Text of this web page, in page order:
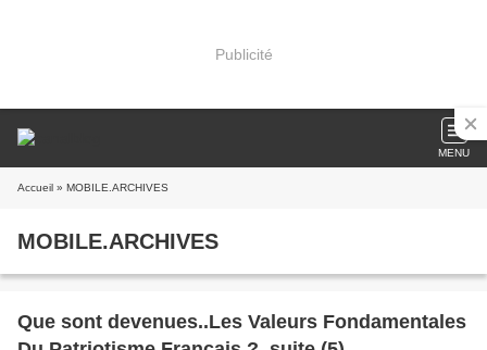
Publicité
MENU
Accueil » MOBILE.ARCHIVES
MOBILE.ARCHIVES
Que sont devenues..Les Valeurs Fondamentales